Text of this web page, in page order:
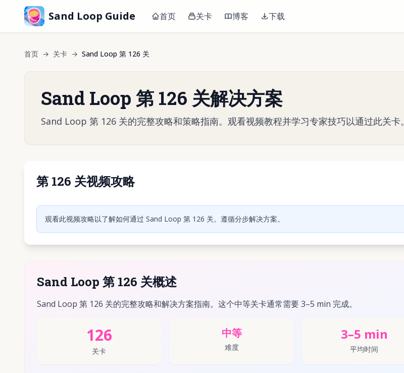
Sand Loop Guide 首页 关卡 博客 下载
首页 → 关卡 → Sand Loop 第 126 关
Sand Loop 第 126 关解决方案
Sand Loop 第 126 关的完整攻略和策略指南。观看视频教程并学习专家技巧以通过此关卡。
第 126 关视频攻略
观看此视频攻略以了解如何通过 Sand Loop 第 126 关。遵循分步解决方案。
Sand Loop 第 126 关概述
Sand Loop 第 126 关的完整攻略和解决方案指南。这个中等关卡通常需要 3–5 min 完成。
126
关卡
中等
难度
3–5 min
平均时间